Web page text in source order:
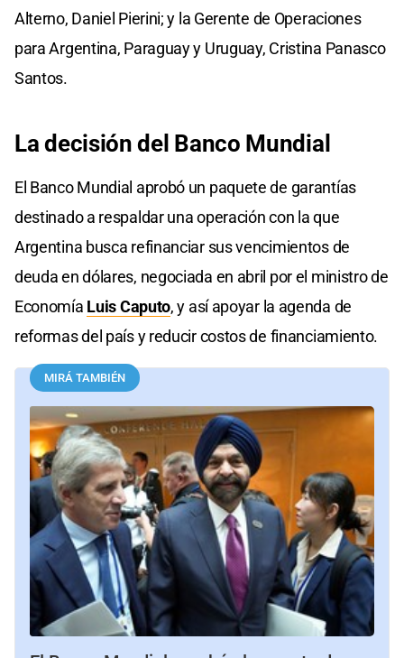
Alterno, Daniel Pierini; y la Gerente de Operaciones
para Argentina, Paraguay y Uruguay, Cristina Panasco
Santos.
La decisión del Banco Mundial
El Banco Mundial aprobó un paquete de garantías
destinado a respaldar una operación con la que
Argentina busca refinanciar sus vencimientos de
deuda en dólares, negociada en abril por el ministro de
Economía Luis Caputo, y así apoyar la agenda de
reformas del país y reducir costos de financiamiento.
MIRÁ TAMBIÉN